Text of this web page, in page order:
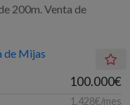
200m. Venta de
100.000€
1.428€/mes